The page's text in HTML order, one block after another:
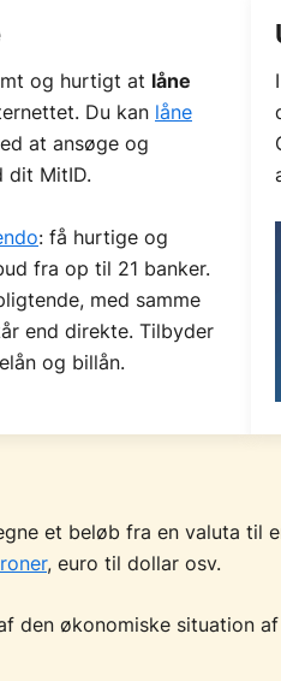
og hurtigt at låne
Du kan låne
at ansøge og
dit MitID.
: få hurtige og
fra op til 21 banker.
med samme
end direkte. Tilbyder
og billån.
et beløb fra en valuta til
, euro til dollar osv.
den økonomiske situation